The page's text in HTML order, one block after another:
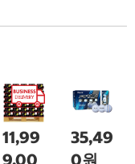
11,99
9,00
35,49
0원